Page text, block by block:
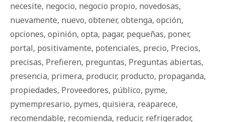
necesite, negocio, negocio propio, novedosas,
nuevamente, nuevo, obtener, obtenga, opción,
opciones, opinión, opta, pagar, pequeñas, poner,
portal, positivamente, potenciales, precio, Precios,
precisas, Prefieren, preguntas, Preguntas abiertas,
presencia, primera, producir, producto, propaganda,
propiedades, Proveedores, público, pyme,
pymempresario, pymes, quisiera, reaparece,
recomendable, recomienda, reducir, refrigerador,